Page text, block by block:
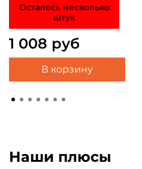
Осталось несколько
штук
1 008 руб
В корзину
Наши плюсы